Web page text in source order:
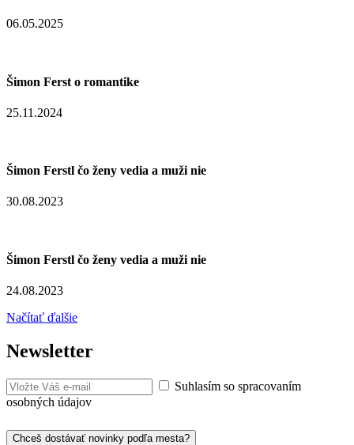
06.05.2025
Šimon Ferst o romantike
25.11.2024
Šimon Ferstl čo ženy vedia a muži nie
30.08.2023
Šimon Ferstl čo ženy vedia a muži nie
24.08.2023
Načítať ďalšie
Newsletter
Suhlasím so spracovaním
osobných údajov
Chceš dostávať novinky podľa mesta?